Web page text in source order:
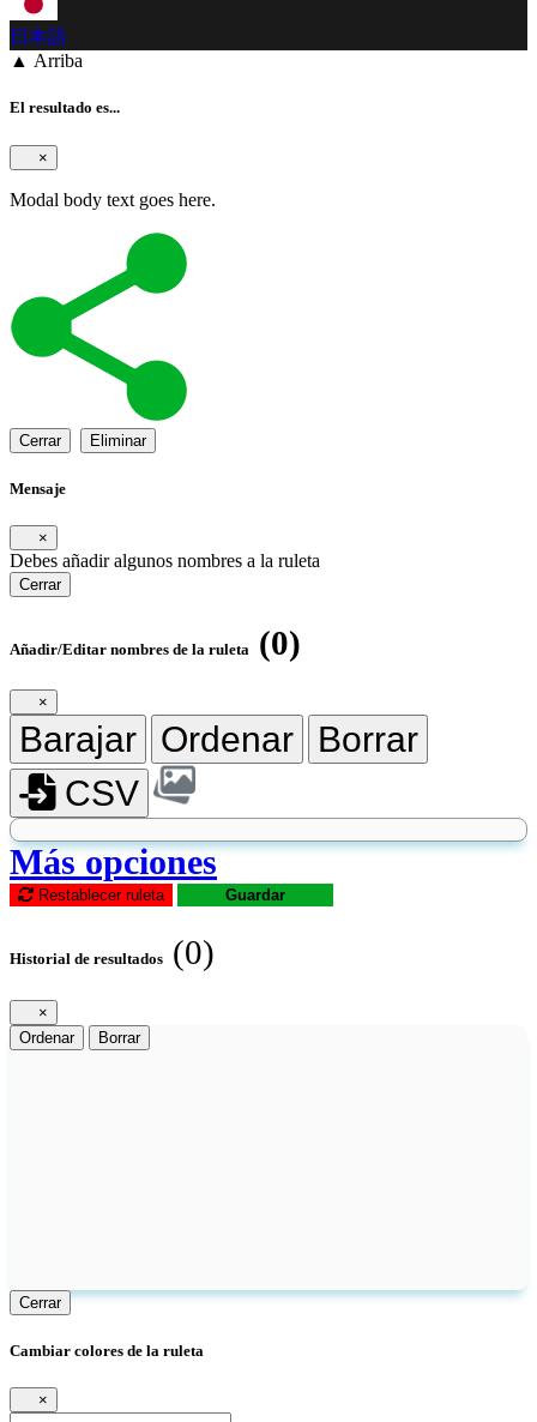
日本語
▲ Arriba
El resultado es...
×
Modal body text goes here.
Cerrar Eliminar
Mensaje
×
Debes añadir algunos nombres a la ruleta
Cerrar
Añadir/Editar nombres de la ruleta (0)
×
Barajar Ordenar
Borrar
CSV
Más opciones
Restablecer ruleta Guardar
Historial de resultados (0)
×
Ordenar
Borrar
Cerrar
Cambiar colores de la ruleta
×